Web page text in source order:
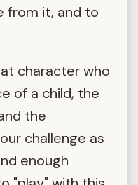
from it, and to
character who
of a child, the
the
challenge as
enough